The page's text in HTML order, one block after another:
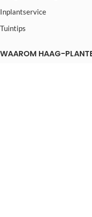
Inplantservice
Tuintips
WAAROM HAAG-